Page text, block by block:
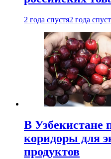
2 года спустя2 года
В Узбекистане
коридоры для
продуктов